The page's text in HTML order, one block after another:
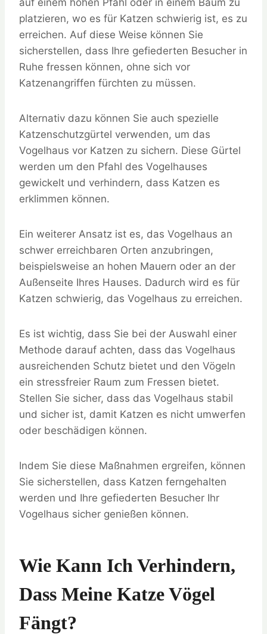
platzieren, wo es für Katzen schwierig ist, es zu
erreichen. Auf diese Weise können Sie
sicherstellen, dass Ihre gefiederten Besucher in
Ruhe fressen können, ohne sich vor
Katzenangriffen fürchten zu müssen.
Alternativ dazu können Sie auch spezielle
Katzenschutzgürtel verwenden, um das
Vogelhaus vor Katzen zu sichern. Diese Gürtel
werden um den Pfahl des Vogelhauses
gewickelt und verhindern, dass Katzen es
erklimmen können.
Ein weiterer Ansatz ist es, das Vogelhaus an
schwer erreichbaren Orten anzubringen,
beispielsweise an hohen Mauern oder an der
Außenseite Ihres Hauses. Dadurch wird es für
Katzen schwierig, das Vogelhaus zu erreichen.
Es ist wichtig, dass Sie bei der Auswahl einer
Methode darauf achten, dass das Vogelhaus
ausreichenden Schutz bietet und den Vögeln
ein stressfreier Raum zum Fressen bietet.
Stellen Sie sicher, dass das Vogelhaus stabil
und sicher ist, damit Katzen es nicht umwerfen
oder beschädigen können.
Indem Sie diese Maßnahmen ergreifen, können
Sie sicherstellen, dass Katzen ferngehalten
werden und Ihre gefiederten Besucher Ihr
Vogelhaus sicher genießen können.
Wie Kann Ich Verhindern,
Dass Meine Katze Vögel
Fängt?